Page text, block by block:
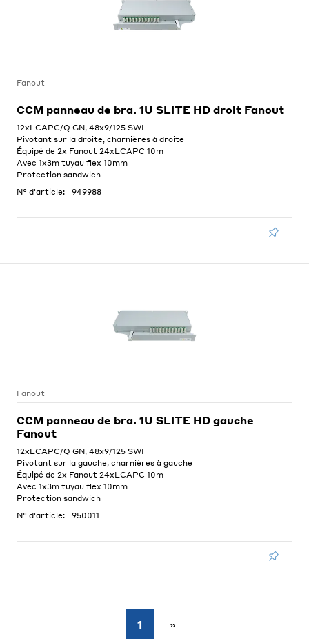
Fanout
CCM panneau de bra. 1U SLITE HD droit Fanout
12xLCAPC/Q GN, 48x9/125 SWI
Pivotant sur la droite, charnières à droite
Équipé de 2x Fanout 24xLCAPC 10m
Avec 1x3m tuyau flex 10mm
Protection sandwich
N° d'article:
949988
Fanout
CCM panneau de bra. 1U SLITE HD gauche
Fanout
12xLCAPC/Q GN, 48x9/125 SWI
Pivotant sur la gauche, charnières à gauche
Équipé de 2x Fanout 24xLCAPC 10m
Avec 1x3m tuyau flex 10mm
Protection sandwich
N° d'article:
950011
1